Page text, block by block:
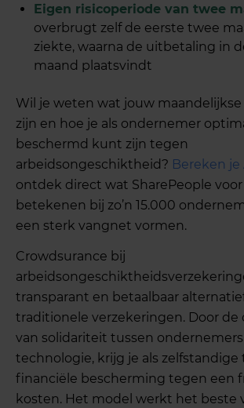
Eigen risicoperiode van twee
overbrugt zelf de eerste twee
ziekte, waarna de uitbetaling in
maand plaatsvindt
Wil je weten wat jouw maandelijkse
zijn en hoe je als ondernemer
beschermd kunt zijn tegen
arbeidsongeschiktheid? Bereken je
ontdek direct wat SharePeople
betekenen bij zo’n 15.000
een sterk vangnet vormen.
Crowdsurance bij
transparant en betaalbaar
traditionele verzekeringen. Door de
van solidariteit tussen
technologie, krijg je als
financiële bescherming tegen een
kosten. Het model werkt het beste